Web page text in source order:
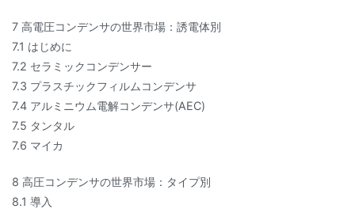
7 高電圧コンデンサの世界市場：誘電体別
7.1 はじめに
7.2 セラミックコンデンサー
7.3 プラスチックフィルムコンデンサ
7.4 アルミニウム電解コンデンサ(AEC)
7.5 タンタル
7.6 マイカ
8 高圧コンデンサの世界市場：タイプ別
8.1 導入